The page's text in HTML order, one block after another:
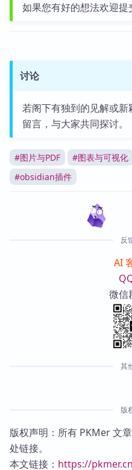
如果您有好的想法欢迎提
讨论
若阁下有独到的见解或
留言，与大家共同探讨。
#图片与PDF #图表与可视化
#obsidian插件
反
AI
微信
其
版
版权声明：所有 PKMer 文
处链接。
本文链接： https://